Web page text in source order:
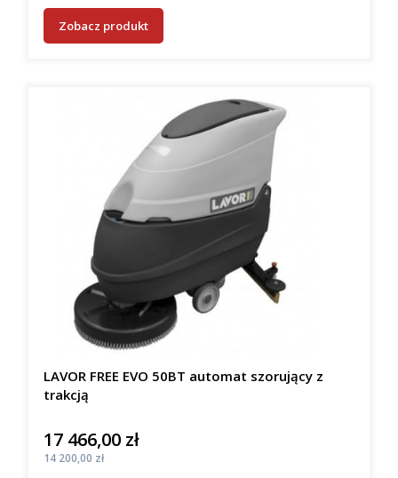
Zobacz produkt
LAVOR FREE EVO 50BT automat szorujący z
trakcją
Cena
17 466,00 zł
Cena
14 200,00 zł